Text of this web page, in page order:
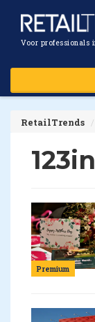
Voor professionals
RetailTrends
Premium